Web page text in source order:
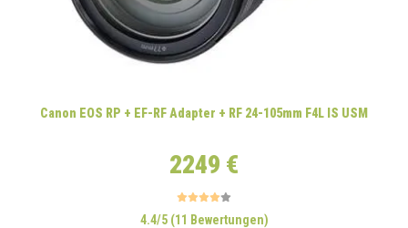
Canon EOS RP + EF-RF Adapter + RF 24-105mm F4L IS USM
2249 €
4.4/5 (11 Bewertungen)